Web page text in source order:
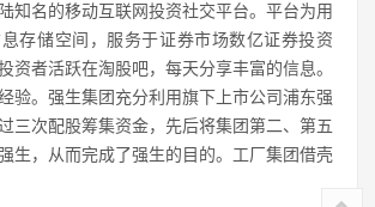
知名的移动互联网投资社交平台。平台为用
存储空间，服务于证券市场数亿证券投资
资者活跃在淘股吧，每天分享丰富的信息。
验。强生集团充分利用旗下上市公司浦东强
三次配股筹集资金，先后将集团第二、第五
生，从而完成了强生的目的。工厂集团借壳